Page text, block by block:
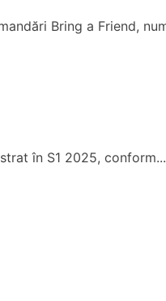
Bring a Friend,
în S1 2025, conform...